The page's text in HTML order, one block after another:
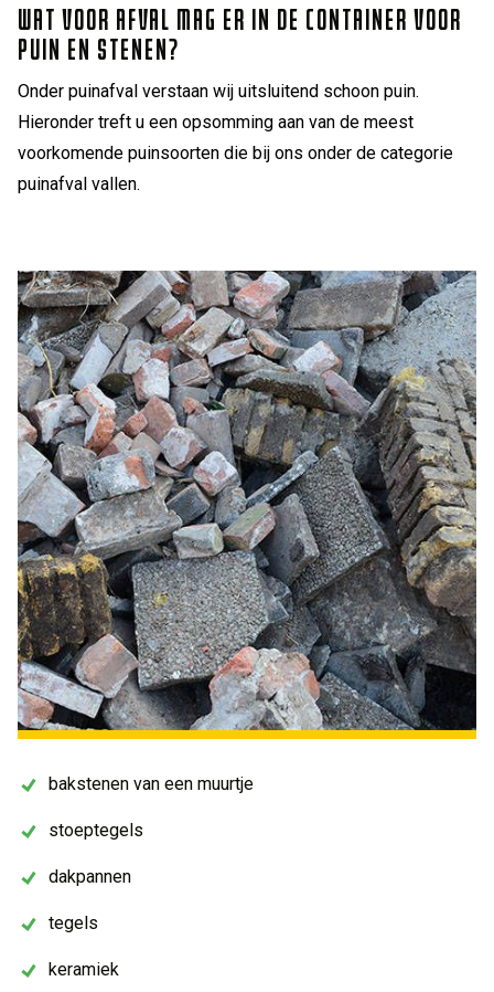
WAT VOOR AFVAL MAG ER IN DE CONTAINER VOOR
PUIN EN STENEN?
Onder puinafval verstaan wij uitsluitend schoon puin.
Hieronder treft u een opsomming aan van de meest
voorkomende puinsoorten die bij ons onder de categorie
puinafval vallen.
bakstenen van een muurtje
stoeptegels
dakpannen
tegels
keramiek